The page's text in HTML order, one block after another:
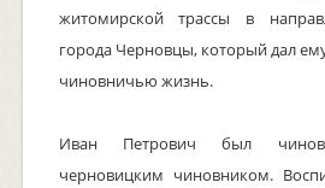
житомирской трассы в
города Черновцы, который дал
чиновничью жизнь.
Иван Петрович был
черновицким чиновником.